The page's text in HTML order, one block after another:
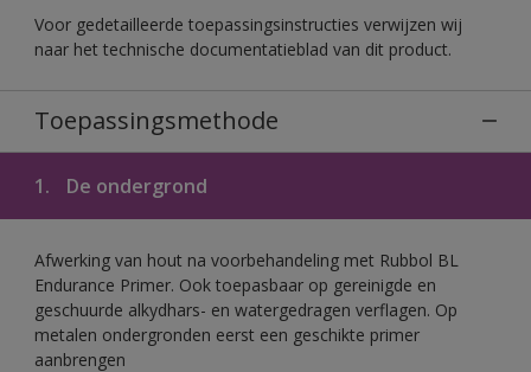
Voor gedetailleerde toepassingsinstructies verwijzen wij
naar het technische documentatieblad van dit product.
Toepassingsmethode
1. De ondergrond
Afwerking van hout na voorbehandeling met Rubbol BL
Endurance Primer. Ook toepasbaar op gereinigde en
geschuurde alkydhars- en watergedragen verflagen. Op
metalen ondergronden eerst een geschikte primer
aanbrengen